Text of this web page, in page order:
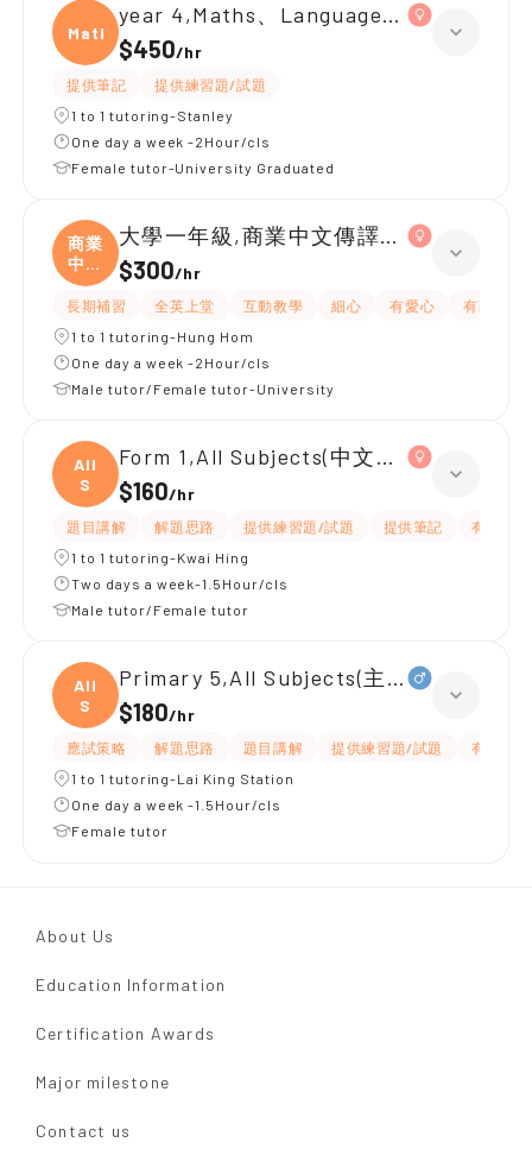
Maths
year 4,Maths、Language(中文)|year
$450/hr
提供筆記
提供練習題/試題
1 to 1 tutoring-Stanley
One day a week -2Hour/cls
Female tutor-University Graduated
商業
中文
傳
大學一年級,商業中文傳譯、商務談判
$300/hr
長期補習 全英上堂 互動教學 細心 有愛心
有耐性
1 to 1 tutoring-Hung Hom
One day a week -2Hour/cls
Male tutor/Female tutor-University
All
S
Form 1,All Subjects(中文英文)
$160/hr
題目講解 解題思路 提供練習題/試題 提供筆記
有耐性
1 to 1 tutoring-Kwai Hing
Two days a week-1.5Hour/cls
Male tutor/Female tutor
All
S
Primary 5,All Subjects(主要中文同常識)
$180/hr
應試策略 解題思路 題目講解 提供練習題/試題
有耐性
1 to 1 tutoring-Lai King Station
One day a week -1.5Hour/cls
Female tutor
About Us
Education Information
Certification Awards
Major milestone
Contact us